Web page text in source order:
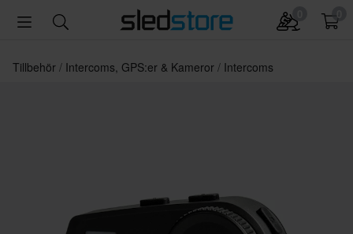
Tillbehör Intercoms, GPS:er & Kameror Intercoms